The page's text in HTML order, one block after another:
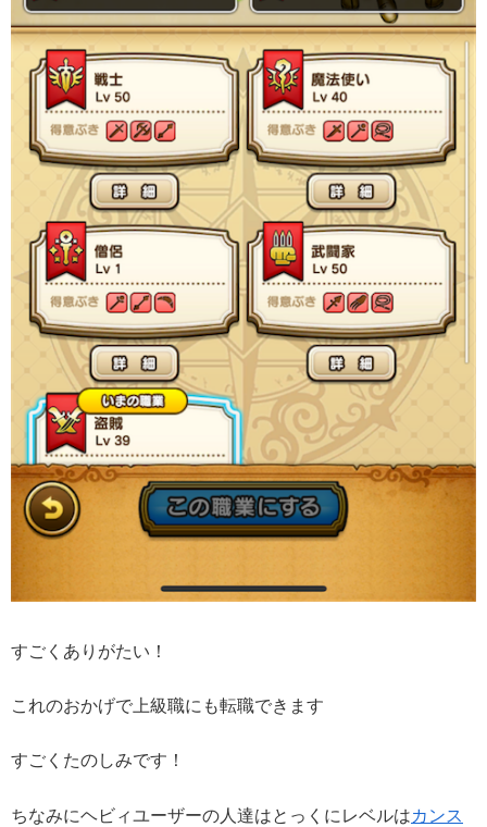
すごくありがたい！
これのおかげで上級職にも転職できます
すごくたのしみです！
ちなみにヘビィユーザーの人達はとっくにレベルはカンス